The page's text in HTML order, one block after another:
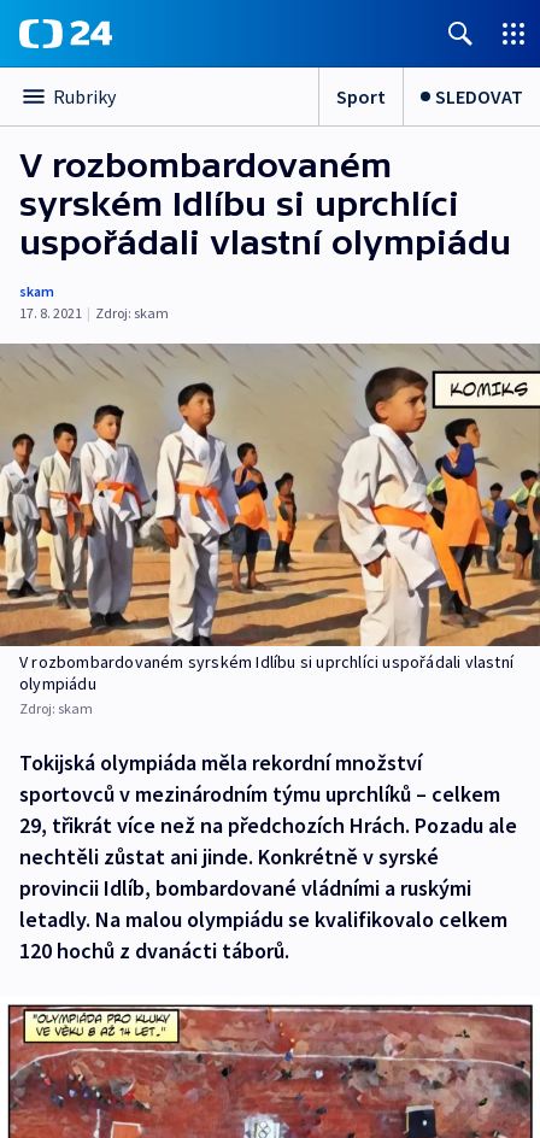
Rubriky Sport SLEDOVAT
V rozbombardovaném
syrském Idlíbu si uprchlíci
uspořádali vlastní olympiádu
skam
17. 8. 2021 | Zdroj: skam
V rozbombardovaném syrském Idlíbu si uprchlíci uspořádali vlastní
olympiádu
Zdroj: skam
Tokijská olympiáda měla rekordní množství
sportovců v mezinárodním týmu uprchlíků – celkem
29, třikrát více než na předchozích Hrách. Pozadu ale
nechtěli zůstat ani jinde. Konkrétně v syrské
provincii Idlíb, bombardované vládními a ruskými
letadly. Na malou olympiádu se kvalifikovalo celkem
120 hochů z dvanácti táborů.